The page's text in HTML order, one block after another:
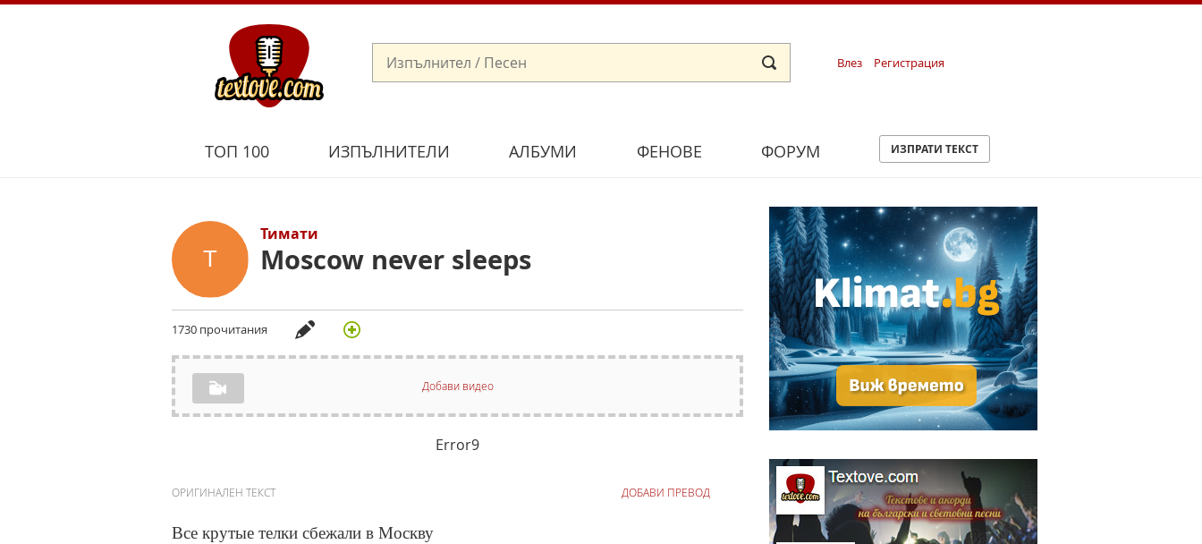
Влез Регистрация
ТОП 100 ИЗПЪЛНИТЕЛИ АЛБУМИ ФЕНОВЕ ФОРУМ ИЗПРАТИ ТЕКСТ
Тимати
Moscow never sleeps
1730 прочитания
Добави видео
Error9
ОРИГИНАЛЕН ТЕКСТ
Все крутые телки сбежали в Москву
ДОБАВИ ПРЕВОД